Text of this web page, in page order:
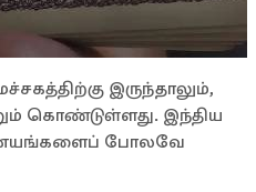
இருந்தாலும்,
கொண்டுள்ளது. இந்திய
போலவே